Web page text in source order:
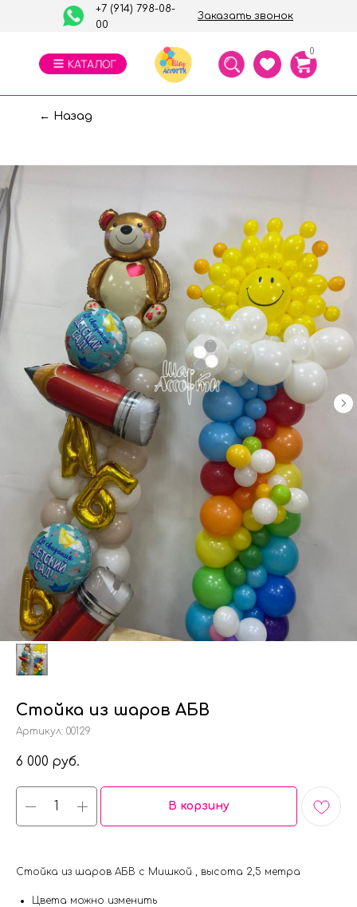
Заказать звонок
+7 (914) 798-08-
00
0
← Назад
Стойка из шаров АБВ
Артикул: 00129
6 000 руб.
В корзину
Стойка из шаров АБВ с Мишкой , высота 2,5 метра
Цвета можно изменить